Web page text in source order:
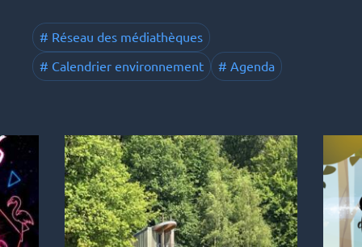
Réseau des médiathèques
Calendrier environnement
Agenda